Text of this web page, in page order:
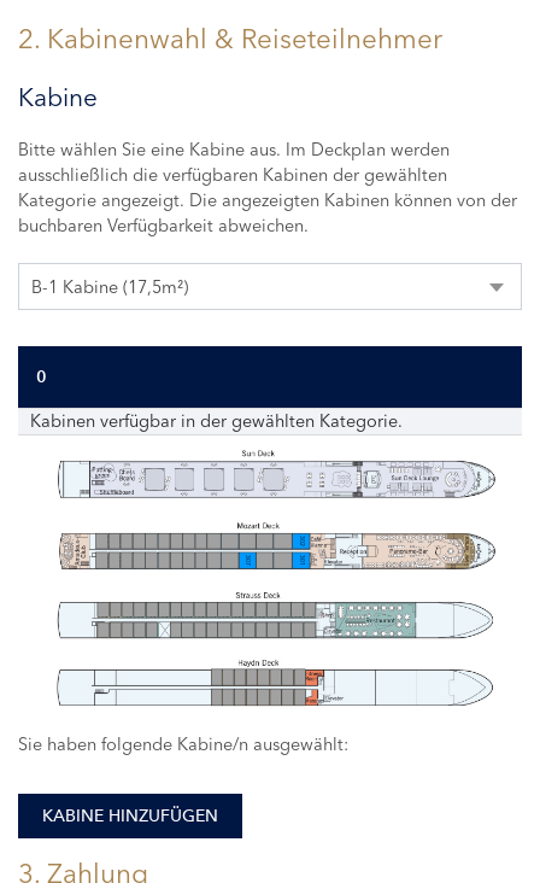
2. Kabinenwahl & Reiseteilnehmer
Kabine
Bitte wählen Sie eine Kabine aus. Im Deckplan werden
ausschließlich die verfügbaren Kabinen der gewählten
Kategorie angezeigt. Die angezeigten Kabinen können von der
buchbaren Verfügbarkeit abweichen.
B-1 Kabine (17,5m²)
0
Kabinen verfügbar in der gewählten Kategorie.
301
302
307
Sie haben folgende Kabine/n ausgewählt:
KABINE HINZUFÜGEN
3. Zahlung